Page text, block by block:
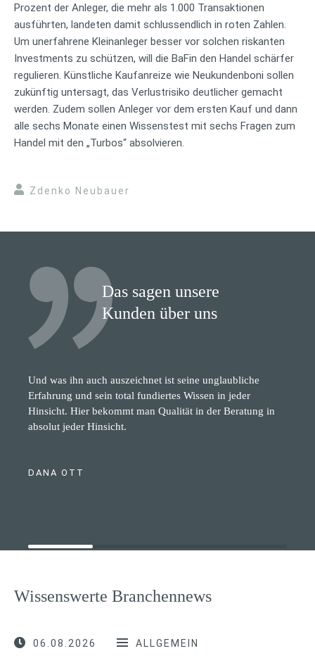
Prozent der Anleger, die mehr als 1.000 Transaktionen
ausführten, landeten damit schlussendlich in roten Zahlen.
Um unerfahrene Kleinanleger besser vor solchen riskanten
Investments zu schützen, will die BaFin den Handel schärfer
regulieren. Künstliche Kaufanreize wie Neukundenboni sollen
zukünftig untersagt, das Verlustrisiko deutlicher gemacht
werden. Zudem sollen Anleger vor dem ersten Kauf und dann
alle sechs Monate einen Wissenstest mit sechs Fragen zum
Handel mit den „Turbos“ absolvieren.
Zdenko Neubauer
Das sagen unsere
Kunden über uns
Und was ihn auch auszeichnet ist seine unglaubliche
Erfahrung und sein total fundiertes Wissen in jeder
Hinsicht. Hier bekommt man Qualität in der Beratung in
absolut jeder Hinsicht.
DANA OTT
Wissenswerte Branchennews
06.08.2026 ALLGEMEIN